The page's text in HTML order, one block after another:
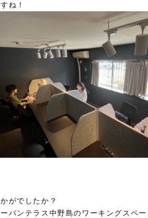
ね！
がでしたか？
バンテラス中野島のワーキングスペ